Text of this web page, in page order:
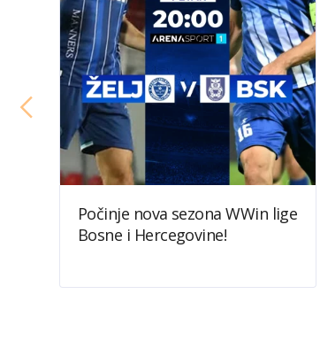
Počinje nova sezona WWin lige
Bosne i Hercegovine!